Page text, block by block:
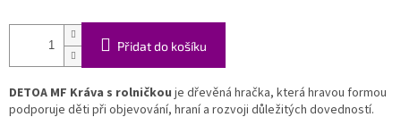
Přidat do košíku
DETOA MF Kráva s rolničkou je dřevěná hračka, která hravou formou
podporuje děti při objevování, hraní a rozvoji důležitých dovedností.